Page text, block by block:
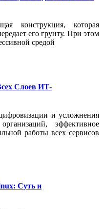
конструкция, которая
его грунту. При этом
средой
Слоев ИТ-
и усложнения
эффективное
работы всех сервисов
Суть и